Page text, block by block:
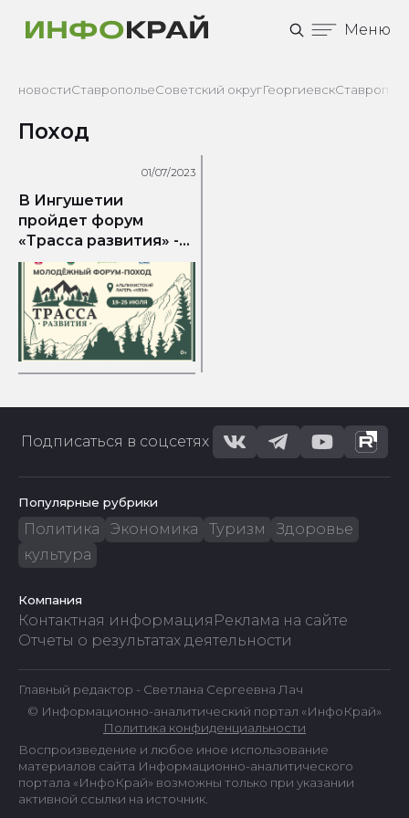
Меню
новостиСтавропольеСоветский округГеоргиевск
Поход
01/07/2023
В Ингушетии
пройдет форум
«Трасса развития» -
2023
Подписаться в соцсетях
Популярные рубрики
Политика Экономика Туризм
Здоровье
культура
Компания
Контактная информация Реклама на сайте
Отчеты о результатах деятельности
Главный редактор - Светлана Сергеевна Лач
© Информационно-аналитический портал «ИнфоКрай»
Политика конфиденциальности
Воспроизведение и любое иное использование
материалов сайта Информационно-аналитического
портала «ИнфоКрай» возможны только при указании
активной ссылки на источник.